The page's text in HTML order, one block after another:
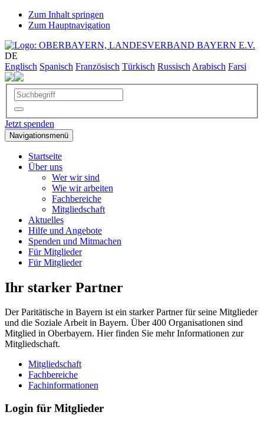
Zum Inhalt springen
Zum Hauptnavigation
DE
Englisch Spanisch Französisch Türkisch Russisch Arabisch Farsi
Jetzt spenden
Navigationsmenü
Startseite
Über uns
Wer wir sind
Wie wir arbeiten
Fachbereiche
Mitgliedschaft
Aktuelles
Hilfe und Angebote
Spenden und Mitmachen
Für Mitglieder
Für Mitglieder
Ihr starker Partner
Der Paritätische in Bayern ist ein starker Partner für seine Mitglieder
und die Soziale Arbeit in Bayern. Über 400 Organisationen sind
Mitglied in Oberbayern. Hier finden Sie mehr Informationen zur
Mitgliedschaft.
Mitgliedschaft
Fachbereiche
Fachinformationen
Login für Mitglieder